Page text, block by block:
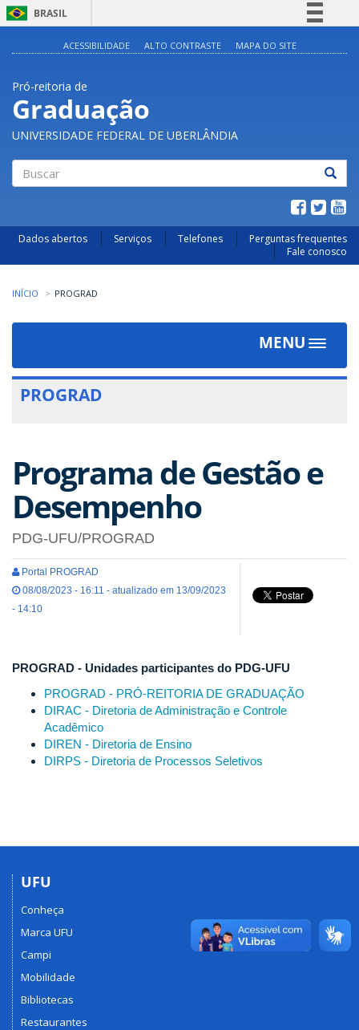
BRASIL
Legislação
Canais
ACESSIBILIDADE ALTO CONTRASTE MAPA DO SITE
Pró-reitoria de
Graduação
UNIVERSIDADE FEDERAL DE UBERLÂNDIA
Dados abertos Serviços Telefones
Perguntas frequentes
Fale conosco
INÍCIO PROGRAD
MENU
Toggle
PROGRAD
Programa de Gestão e
Desempenho
PDG-UFU/PROGRAD
Portal PROGRAD
08/08/2023 - 16:11 - atualizado em 13/09/2023
- 14:10
PROGRAD - Unidades participantes do PDG-UFU
PROGRAD - PRÓ-REITORIA DE GRADUAÇÃO
DIRAC - Diretoria de Administração e Controle
Acadêmico
DIREN - Diretoria de Ensino
DIRPS - Diretoria de Processos Seletivos
UFU
Conheça
Marca UFU
Campi
Mobilidade
Bibliotecas
Restaurantes